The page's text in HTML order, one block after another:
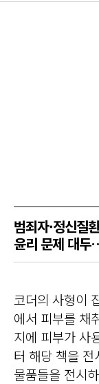
범죄자·정신질
윤리 문제 대두
코더의 사형이
에서 피부를 채
지에 피부가 사
터 해당 책을
물품들을 전시